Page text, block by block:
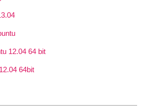
12.04 64 bit
64bit